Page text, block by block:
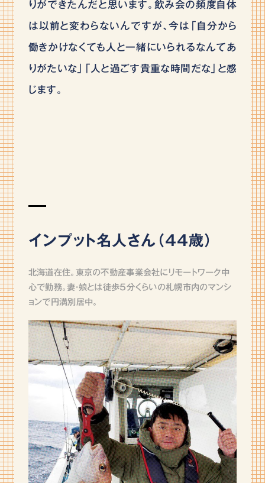
りができたんだと思います。飲み会の頻度自体
は以前と変わらないんですが、今は「自分から
働きかけなくても人と一緒にいられるなんてあ
りがたいな」「人と過ごす貴重な時間だな」と感
じます。
インプット名人さん（44歳）
北海道在住。東京の不動産事業会社にリモートワーク中
心で勤務。妻・娘とは徒歩5分くらいの札幌市内のマンシ
ョンで円満別居中。